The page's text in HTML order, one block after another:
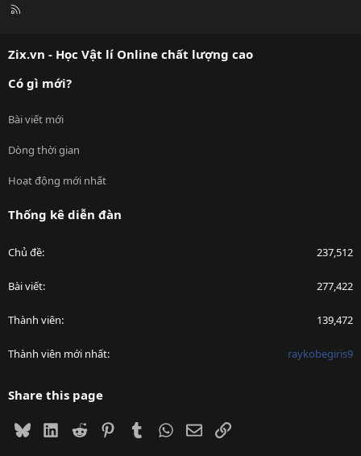
R
Zix.vn - Học Vật lí Online chất lượng cao
Có gì mới?
Bài viết mới
Dòng thời gian
Hoạt động mới nhất
Thống kê diễn đàn
Chủ đề 237,512
Bài viết 277,422
Thành viên 139,472
Thành viên mới nhất raykobegiris9
Share this page
BlueskyLinkedIn
Reddit PinterestTumblrWhatsApp
EmailLink